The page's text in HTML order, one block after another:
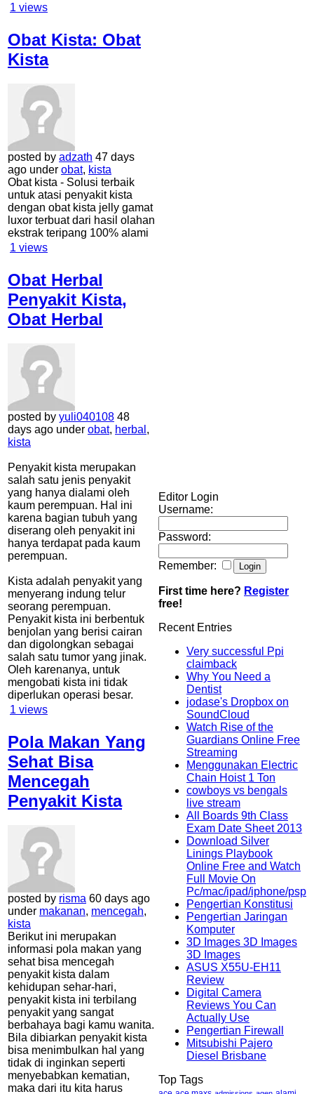
1 views
Obat Kista: Obat
Kista
posted by adzath 47 days
ago under obat, kista
Obat kista - Solusi terbaik
untuk atasi penyakit kista
dengan obat kista jelly gamat
luxor terbuat dari hasil olahan
ekstrak teripang 100% alami
1 views
Obat Herbal
Penyakit Kista,
Obat Herbal
posted by yuli040108 48
days ago under obat, herbal ,
kista
Penyakit kista merupakan
salah satu jenis penyakit
yang hanya dialami oleh
kaum perempuan. Hal ini
karena bagian tubuh yang
diserang oleh penyakit ini
hanya terdapat pada kaum
perempuan.
Kista adalah penyakit yang
menyerang indung telur
seorang perempuan.
Penyakit kista ini berbentuk
benjolan yang berisi cairan
dan digolongkan sebagai
salah satu tumor yang jinak.
Oleh karenanya, untuk
mengobati kista ini tidak
diperlukan operasi besar.
1 views
Pola Makan Yang
Sehat Bisa
Mencegah
Penyakit Kista
posted by risma 60 days ago
under makanan, mencegah,
kista
Berikut ini merupakan
informasi pola makan yang
sehat bisa mencegah
penyakit kista dalam
kehidupan sehar-hari,
penyakit kista ini terbilang
penyakit yang sangat
berbahaya bagi kamu wanita.
Bila dibiarkan penyakit kista
bisa menimbulkan hal yang
tidak di inginkan seperti
menyebabkan kematian,
maka dari itu kita harus
Editor Login
Username:
Password:
Remember:
First time here? Register
free!
Recent Entries
Very successful Ppi
claimback
Why You Need a
Dentist
jodase's Dropbox on
SoundCloud
Watch Rise of the
Guardians Online Free
Streaming
Menggunakan Electric
Chain Hoist 1 Ton
cowboys vs bengals
live stream
All Boards 9th Class
Exam Date Sheet 2013
Download Silver
Linings Playbook
Online Free and Watch
Full Movie On
Pc/mac/ipad/iphone/psp
Pengertian Konstitusi
Pengertian Jaringan
Komputer
3D Images 3D Images
3D Images
ASUS X55U-EH11
Review
Digital Camera
Reviews You Can
Actually Use
Pengertian Firewall
Mitsubishi Pajero
Diesel Brisbane
Top Tags